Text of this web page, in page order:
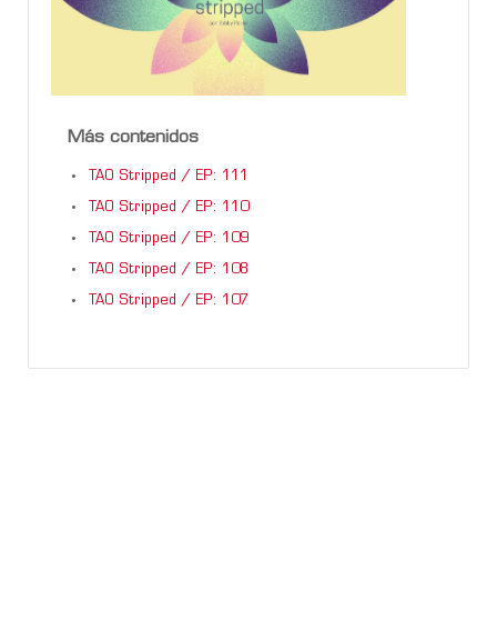
Más contenidos
TAO Stripped / EP: 111
TAO Stripped / EP: 110
TAO Stripped / EP: 109
TAO Stripped / EP: 108
TAO Stripped / EP: 107